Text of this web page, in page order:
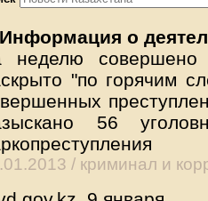
Информация о
неделю совершено
"по горячим
56
/ криминал и